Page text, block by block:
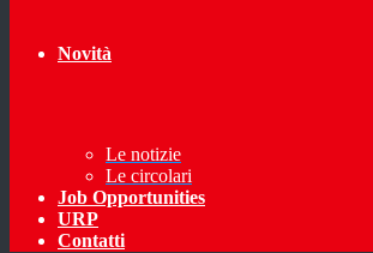
Novità
Le notizie
Le circolari
Job Opportunities
URP
Contatti